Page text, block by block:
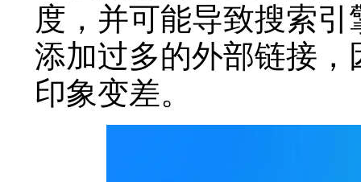
度，并可能导致搜索
添加过多的外部链接
印象变差。